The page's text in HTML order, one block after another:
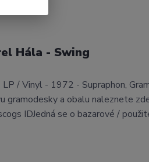
Hála - Swing
/ Vinyl - 1972 - Supraphon,
gramodesky a obalu naleznete
IDJedná se o bazarové /